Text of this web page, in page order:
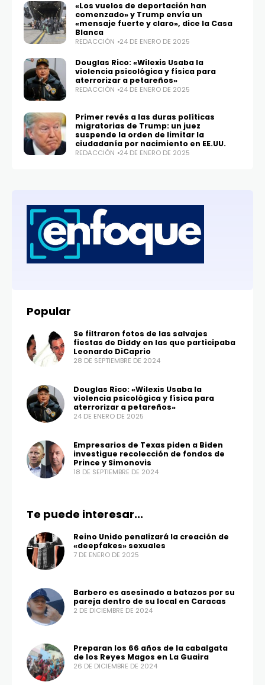
«Los vuelos de deportación han
comenzado» y Trump envía un
«mensaje fuerte y claro», dice la Casa
Blanca
REDACCIÓN 24 DE ENERO DE 2025
Douglas Rico: «Wilexis Usaba la
violencia psicológica y física para
aterrorizar a petareños»
REDACCIÓN 24 DE ENERO DE 2025
Primer revés a las duras políticas
migratorias de Trump: un juez
suspende la orden de limitar la
ciudadanía por nacimiento en EE.UU.
REDACCIÓN 24 DE ENERO DE 2025
Popular
Se filtraron fotos de las salvajes
fiestas de Diddy en las que participaba
Leonardo DiCaprio
28 DE SEPTIEMBRE DE 2024
Douglas Rico: «Wilexis Usaba la
violencia psicológica y física para
aterrorizar a petareños»
24 DE ENERO DE 2025
Empresarios de Texas piden a Biden
investigue recolección de fondos de
Prince y Simonovis
18 DE SEPTIEMBRE DE 2024
Te puede interesar...
Reino Unido penalizará la creación de
«deepfakes» sexuales
7 DE ENERO DE 2025
Barbero es asesinado a batazos por su
pareja dentro de su local en Caracas
2 DE DICIEMBRE DE 2024
Preparan los 66 años de la cabalgata
de los Reyes Magos en La Guaira
26 DE DICIEMBRE DE 2024